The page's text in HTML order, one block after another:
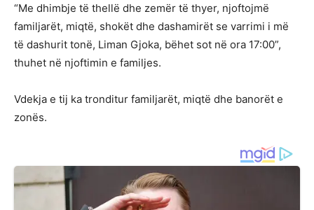
“Me dhimbje të thellë dhe zemër të thyer, njoftojmë
familjarët, miqtë, shokët dhe dashamirët se varrimi i më
të dashurit tonë, Liman Gjoka, bëhet sot në ora 17:00”,
thuhet në njoftimin e familjes.
Vdekja e tij ka tronditur familjarët, miqtë dhe banorët e
zonës.